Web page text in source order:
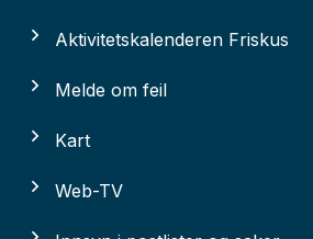
Aktivitetskalenderen Friskus
Melde om feil
Kart
Web-TV